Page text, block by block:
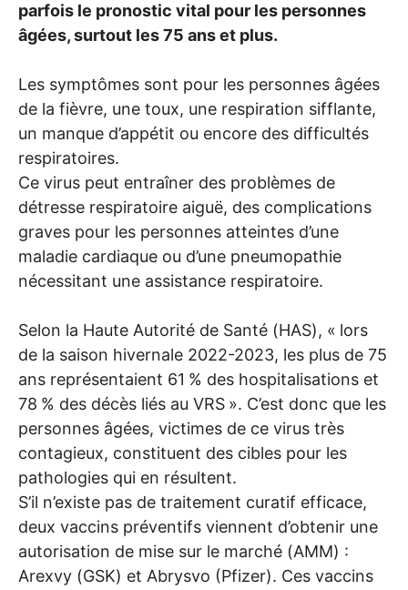
parfois le pronostic vital pour les personnes
âgées, surtout les 75 ans et plus.
Les symptômes sont pour les personnes âgées
de la fièvre, une toux, une respiration sifflante,
un manque d’appétit ou encore des difficultés
respiratoires.
Ce virus peut entraîner des problèmes de
détresse respiratoire aiguë, des complications
graves pour les personnes atteintes d’une
maladie cardiaque ou d’une pneumopathie
nécessitant une assistance respiratoire.
Selon la Haute Autorité de Santé (HAS), « lors
de la saison hivernale 2022-2023, les plus de 75
ans représentaient 61 % des hospitalisations et
78 % des décès liés au VRS ». C’est donc que les
personnes âgées, victimes de ce virus très
contagieux, constituent des cibles pour les
pathologies qui en résultent.
S’il n’existe pas de traitement curatif efficace,
deux vaccins préventifs viennent d’obtenir une
autorisation de mise sur le marché (AMM) :
Arexvy (GSK) et Abrysvo (Pfizer). Ces vaccins